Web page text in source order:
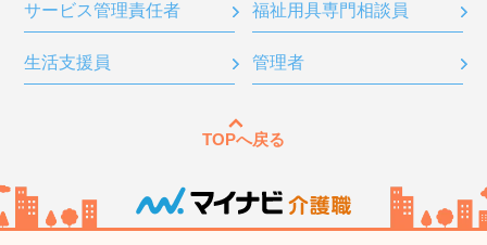
サービス管理責任者 福祉用具専門相談員
生活支援員 管理者
TOPへ戻る